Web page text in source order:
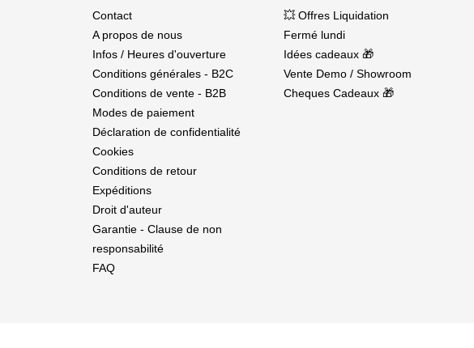
Contact
A propos de nous
Infos / Heures d'ouverture
Conditions générales - B2C
Conditions de vente - B2B
Modes de paiement
Déclaration de confidentialité
Cookies
Conditions de retour
Expéditions
Droit d'auteur
Garantie - Clause de non
responsabilité
FAQ
💥 Offres Liquidation
Fermé lundi
Idées cadeaux 🎁
Vente Demo / Showroom
Cheques Cadeaux 🎁